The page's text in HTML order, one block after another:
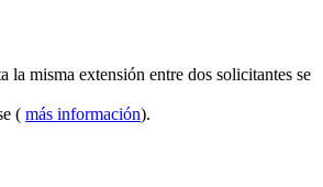
la misma extensión entre dos solicitantes se
( más información).